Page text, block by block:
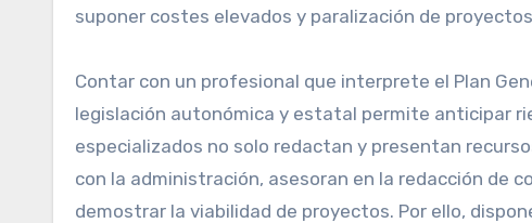
suponer costes elevados y paralización de
Contar con un profesional que interprete el Plan
legislación autonómica y estatal permite anticipar
especializados no solo redactan y presentan
con la administración, asesoran en la redacción de
demostrar la viabilidad de proyectos. Por ello,